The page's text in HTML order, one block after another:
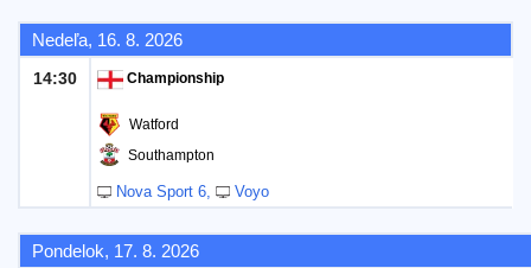
Nedeľa, 16. 8. 2026
14:30 Championship
Watford
Southampton
Nova Sport 6 Voyo
Pondelok, 17. 8. 2026